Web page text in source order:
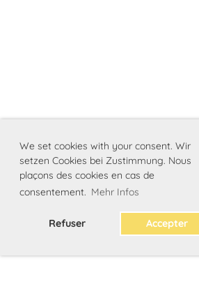
We set cookies with your consent. Wir
setzen Cookies bei Zustimmung. Nous
plaçons des cookies en cas de
consentement. Mehr Infos
Refuser Accepter